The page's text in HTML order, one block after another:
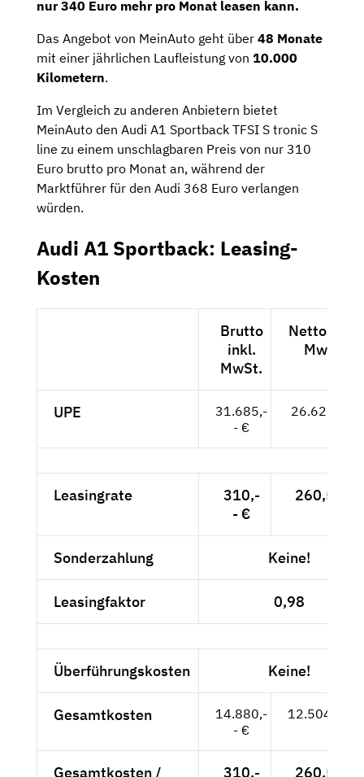
nur 340 Euro mehr pro Monat leasen kann.
Das Angebot von MeinAuto geht über 48 Monate
mit einer jährlichen Laufleistung von 10.000
Kilometern.
Im Vergleich zu anderen Anbietern bietet
MeinAuto den Audi A1 Sportback TFSI S tronic S
line zu einem unschlagbaren Preis von nur 310
Euro brutto pro Monat an, während der
Marktführer für den Audi 368 Euro verlangen
würden.
Audi A1 Sportback: Leasing-
Kosten
Brutto
inkl.
MwSt.
Netto exkl.
MwSt.
UPE
31.685,-
- €
26.626,-- €
Leasingrate
310,-
- €
260,50 €
Sonderzahlung Keine!
Leasingfaktor 0,98
Überführungskosten Keine!
Gesamtkosten
14.880,-
- €
12.504,20 €
Gesamtkosten / 310,- 260,50 €